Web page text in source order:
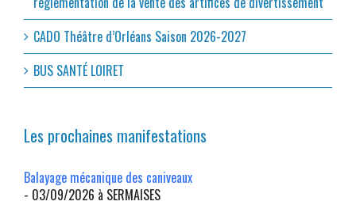
CADO Théâtre d’Orléans Saison 2026-2027
BUS SANTÉ LOIRET
Les prochaines manifestations
Balayage mécanique des caniveaux
- 03/09/2026 à SERMAISES